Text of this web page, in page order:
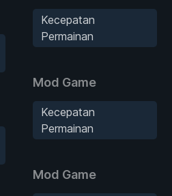
Kecepatan
Permainan
Mod Game
Kecepatan
Permainan
Mod Game